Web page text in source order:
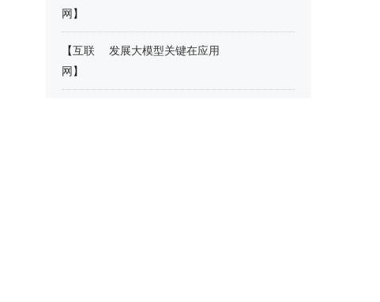
网 】
【互联
网 】
发展大模型关键在应用